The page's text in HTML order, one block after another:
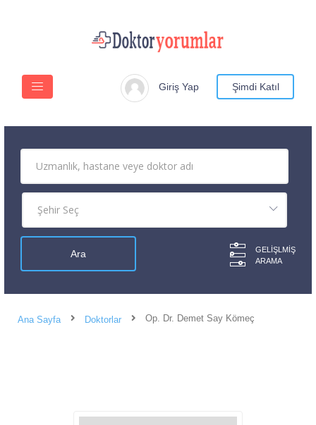
Giriş Yap Şimdi Katıl
GELIŞLMIŞ
ARAMA
Ana Sayfa Doktorlar Op. Dr. Demet Say Kömeç